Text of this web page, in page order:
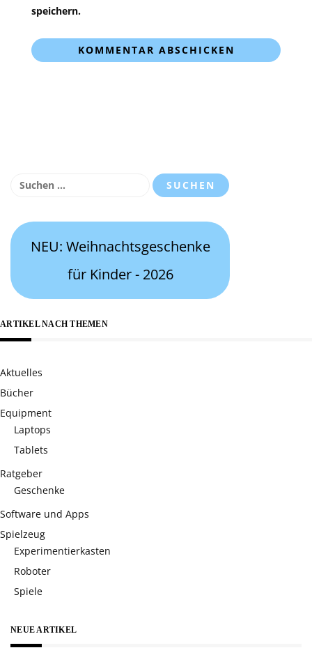
speichern.
Suchen
NEU: Weihnachtsgeschenke
für Kinder - 2026
ARTIKEL NACH THEMEN
Aktuelles
Bücher
Equipment
Laptops
Tablets
Ratgeber
Geschenke
Software und Apps
Spielzeug
Experimentierkasten
Roboter
Spiele
NEUE ARTIKEL